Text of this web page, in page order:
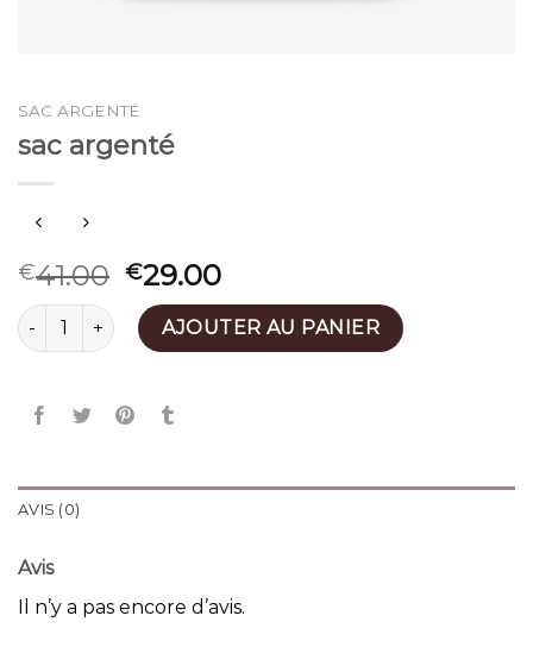
SAC ARGENTÉ
sac argenté
€41.00 €29.00
quantité de sac argentéAJOUTER AU PANIER
AVIS (0)
Avis
Il n’y a pas encore d’avis.